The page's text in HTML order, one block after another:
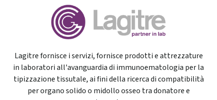
Lagitre fornisce i servizi, fornisce prodotti e attrezzature
in laboratori all'avanguardia di immunoematologia per la
tipizzazione tissutale, ai fini della ricerca di compatibilità
per organo solido o midollo osseo tra donatore e